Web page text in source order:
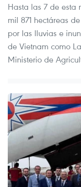
Hasta las 7 de esta
mil 871 hectáreas
por las lluvias e
de Vietnam como
Ministerio de